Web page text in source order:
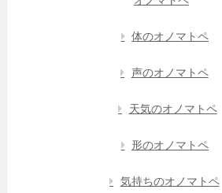
体のオノマトペ
声のオノマトペ
天気のオノマトペ
形のオノマトペ
気持ちのオノマトペ